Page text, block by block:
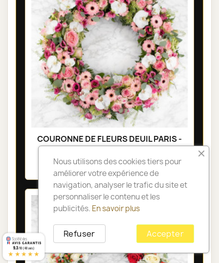
COURONNE DE FLEURS DEUIL PARIS -
335,00 €
Nous utilisons des cookies tiers pour
améliorer votre expérience de
navigation, analyser le trafic du site et
personnaliser le contenu et les
publicités. En savoir plus
Accepter
Refuser
9.3/10 (48 avis)
★★★★★